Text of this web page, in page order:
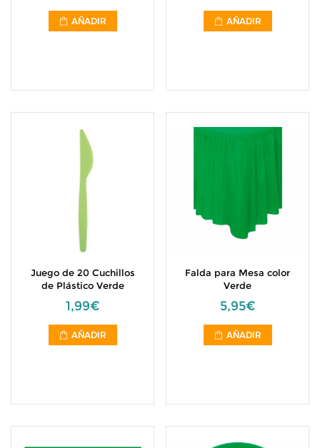
AÑADIR AÑADIR
Juego de 20 Cuchillos
de Plástico Verde
1,99€
AÑADIR
Falda para Mesa color
Verde
5,95€
AÑADIR